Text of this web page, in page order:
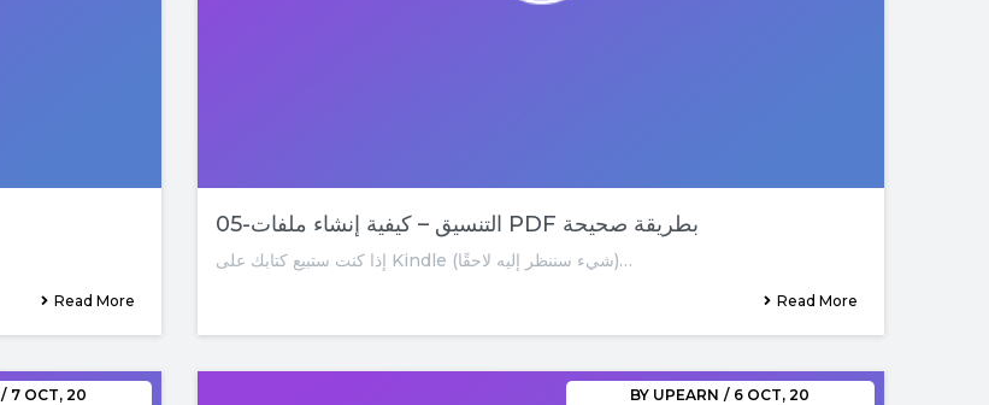
Read More
05-التنسيق – كيفية إنشاء ملفات PDF بطريقة صحيحة
إذا كنت ستبيع كتابك على Kindle (شيء سننظر إليه لاحقًا)…
Read More
/ 7 OCT, 20 BY UPEARN / 6 OCT, 20